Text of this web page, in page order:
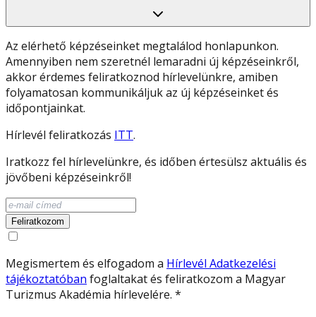
Az elérhető képzéseinket megtalálod honlapunkon.
Amennyiben nem szeretnél lemaradni új képzéseinkről,
akkor érdemes feliratkoznod hírlevelünkre, amiben
folyamatosan kommunikáljuk az új képzéseinket és
időpontjainkat.
Hírlevél feliratkozás ITT.
Iratkozz fel hírlevelünkre, és időben értesülsz aktuális és
jövőbeni képzéseinkről!
Feliratkozom
Megismertem és elfogadom a Hírlevél Adatkezelési
tájékoztatóban foglaltakat és feliratkozom a Magyar
Turizmus Akadémia hírlevelére. *